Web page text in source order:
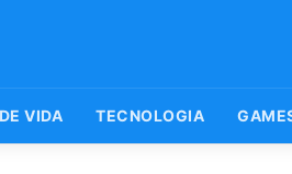
VIDA TECNOLOGIA